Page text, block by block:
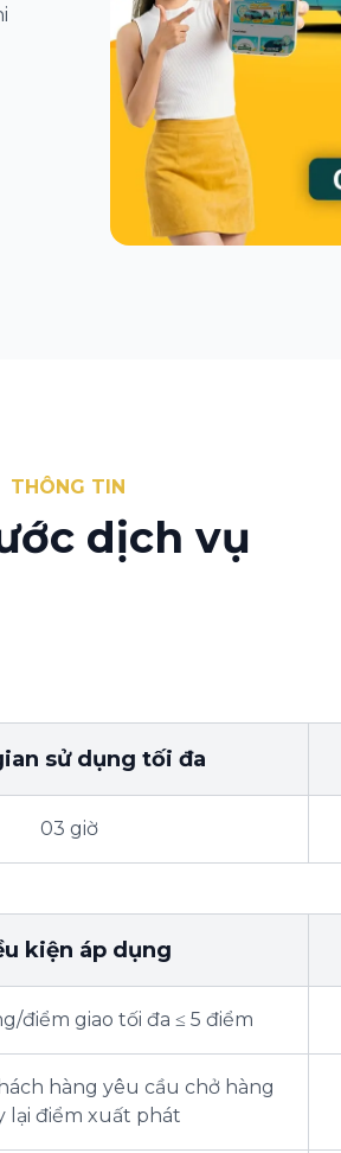
THÔNG TIN
dịch vụ
sử dụng tối đa
03 giờ
kiện áp dụng
điểm giao tối đa ≤ 5 điểm
hàng yêu cầu chở hàng
lại điểm xuất phát